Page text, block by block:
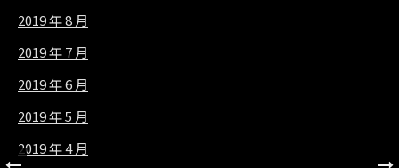
2019 年 8 月
2019 年 7 月
2019 年 6 月
2019 年 5 月
2019 年 4 月